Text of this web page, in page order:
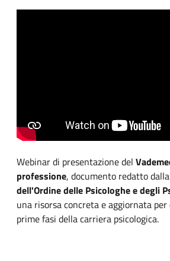
Webinar di presentazione del
professione, documento redatto dalla
dell'Ordine delle Psicologhe e degli
una risorsa concreta e aggiornata
prime fasi della carriera psicologica.